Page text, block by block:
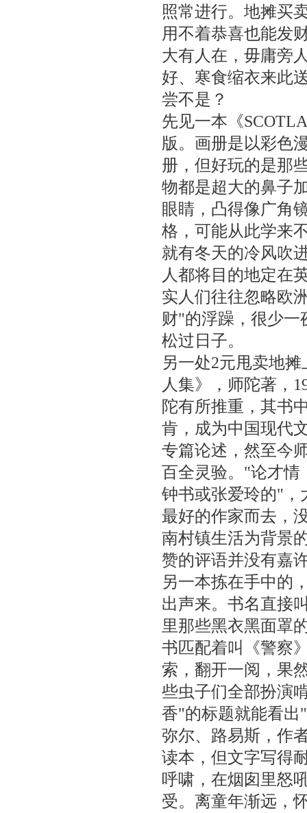
照常进行。地摊买
用不着恭喜也能发
大有人在，毋庸旁
好、寒食缩衣来此
尝不是？
先见一本《
版。画册是以彩色
册，但好玩的是那
物都是超大的鼻子
眼睛，凸得像广角
格，可能从此学来
就有冬天的冷风吹
人都将目的地定在
实人们往往忽略欧
财"的浮躁，很少一
松过日子。
另一处2元甩卖地
人集》，师陀著，
陀有所推重，其书
肯，成为中国现代
专篇论述，然至今
百全灵验。"论才情
钟书或张爱玲的"，
最好的作家而去，
南村镇生活为背景
赞的评语并没有嘉
另一本拣在手中的
出声来。书名直接
里那些黑衣黑面罩
书匹配着叫《警察
索，翻开一阅，果
些虫子们全部扮演
香"的标题就能看出
弥尔、路易斯，作
读本，但文字写得
呼啸，在烟囱里怒
受。离童年渐远，